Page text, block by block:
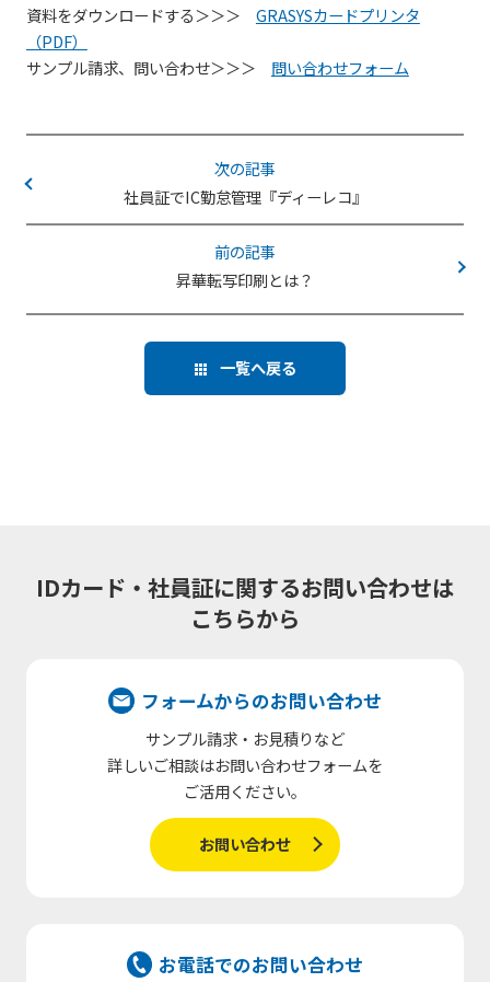
資料をダウンロードする＞＞＞ GRASYSカードプリンタ
（PDF）
サンプル請求、問い合わせ＞＞＞ 問い合わせフォーム
次の記事
社員証でIC勤怠管理『ディーレコ』
前の記事
昇華転写印刷とは？
一覧へ戻る
IDカード・社員証に関するお問い合わせは
こちらから
フォームからのお問い合わせ
サンプル請求・お見積りなど
詳しいご相談はお問い合わせフォームを
ご活用ください。
お問い合わせ
お電話でのお問い合わせ